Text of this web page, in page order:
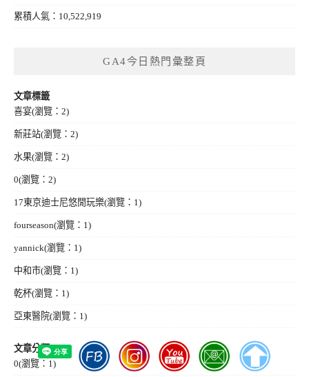
累積人氣：10,522,919
GA4今日熱門彙整頁
文章標籤
喜宴(瀏覽：2)
新莊站(瀏覽：2)
水果(瀏覽：2)
0(瀏覽：2)
17東京迪士尼悠閒玩樂(瀏覽：1)
fourseason(瀏覽：1)
yannick(瀏覽：1)
中和市(瀏覽：1)
乾杯(瀏覽：1)
亞東醫院(瀏覽：1)
文章分類
0(瀏覽：1)